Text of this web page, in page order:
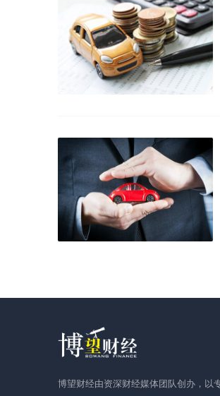
博望财经由资深财经媒体团队创办，以